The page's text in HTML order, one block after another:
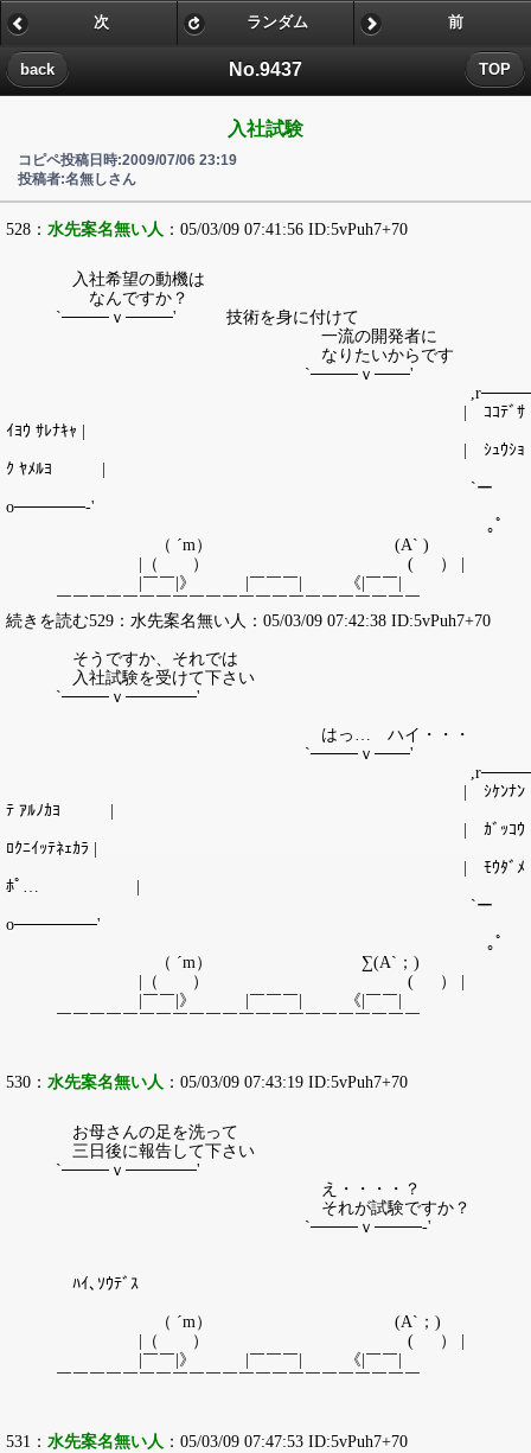
No.9437
back TOP
次 ランダム 前
入社試験
コピペ投稿日時:2009/07/06 23:19
投稿者:名無しさん
528： 水先案名無い人 ：05/03/09 07:41:56 ID:5vPuh7+70
入社希望の動機は
なんですか？
`────ｖ────' 技術を身に付けて
一流の開発者に
なりたいからです
`────ｖ───'
| ｺｺﾃﾞｻ
ｲﾖｳ ｻﾚﾅｷｬ |
| ｼｭｳｼｮ
ｸ ﾔﾒﾙﾖ |
`ー
о──────‐'
｡ﾟ
（ ´m） (A` )
|（ ） ( ） |
|￣￣|》 |￣￣￣| 《|￣￣|
￣￣￣￣￣￣￣￣￣￣￣￣￣￣￣￣￣￣￣￣￣￣
続きを読む529：水先案名無い人：05/03/09 07:42:38 ID:5vPuh7+70
そうですか、それでは
入社試験を受けて下さい
`────ｖ──────'
はっ… ハイ・・・
`────ｖ───'
| ｼｹﾝﾅﾝ
ﾃ ｱﾙﾉｶﾖ |
| ｶﾞｯｺｳ
ﾛｸﾆｲｯﾃﾈｪｶﾗ |
| ﾓｳﾀﾞﾒ
ﾎﾟ… |
`ー
о───────'
｡ﾟ
（ ´m） ∑(A`；)
|（ ） ( ） |
|￣￣|》 |￣￣￣| 《|￣￣|
￣￣￣￣￣￣￣￣￣￣￣￣￣￣￣￣￣￣￣￣￣￣
530： 水先案名無い人 ：05/03/09 07:43:19 ID:5vPuh7+70
お母さんの足を洗って
三日後に報告して下さい
`────ｖ──────'
え・・・・？
それが試験ですか？
`────ｖ────‐'
ﾊｲ､ｿｳﾃﾞｽ
（ ´m） (A`；)
|（ ） ( ） |
|￣￣|》 |￣￣￣| 《|￣￣|
￣￣￣￣￣￣￣￣￣￣￣￣￣￣￣￣￣￣￣￣￣￣
531： 水先案名無い人 ：05/03/09 07:47:53 ID:5vPuh7+70